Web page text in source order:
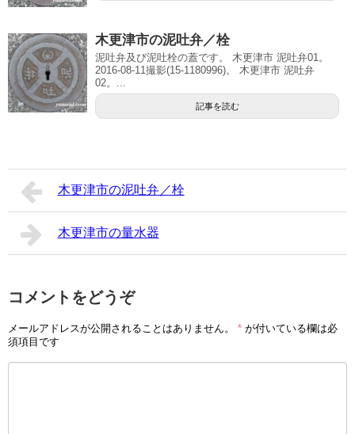
木更津市の泥吐弁／栓
泥吐弁及び泥吐栓の蓋です。 木更津市 泥吐弁01。
2016-08-11撮影(15-1180996)。 木更津市 泥吐弁
02。...
記事を読む
木更津市の泥吐弁／栓
木更津市の量水器
コメントをどうぞ
メールアドレスが公開されることはありません。 * が付いている欄は必
須項目です